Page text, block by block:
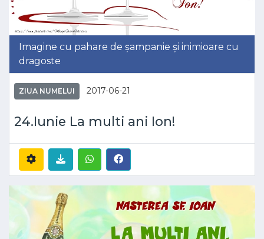
Imagine cu pahare de șampanie și inimioare cu
dragoste
ZIUA NUMELUI 2017-06-21
24.Iunie La multi ani Ion!